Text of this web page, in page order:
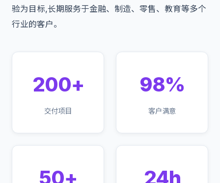
验为目标,长期服务于金融、制造、零售、教育等多个
行业的客户。
200+
交付项目
98%
客户满意
50+ 24h